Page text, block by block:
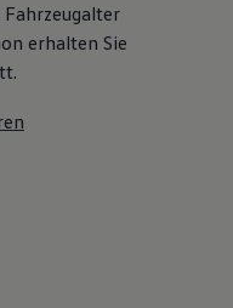
erhalten Sie
.